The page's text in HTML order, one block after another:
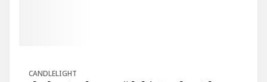
CANDLELIGHT